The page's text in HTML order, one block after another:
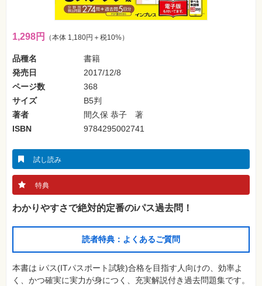
ジ
ネ
ス・
読
み
カ
メ
真
資
格
試
験
ロ
ミ
ン
グ
1,298円 （本体 1,180円＋税10%）
品種名
書籍
発売日
2017/12/8
ページ数
368
サイズ
B5判
著者
間久保 恭子 著
ISBN
9784295002741
試し読み
特典
わかりやすさで絶対的定番のiパス過去問！
読者特典：よくあるご質問
本書は iパス(ITパスポート試験)合格を目指す人向けの、効率よ
く、かつ確実に実力が身につく、充実解説付き過去問題集です。